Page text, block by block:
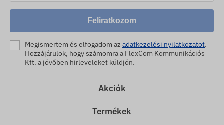
Feliratkozom
Megismertem és elfogadom az adatkezelési nyilatkozatot.
Hozzájárulok, hogy számomra a FlexCom Kommunikációs
Kft. a jövőben hirleveleket küldjön.
Akciók
Termékek